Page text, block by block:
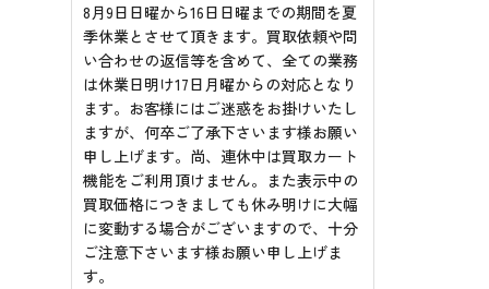
8月9日日曜から16日日曜までの期間を夏
季休業とさせて頂きます。買取依頼や問
い合わせの返信等を含めて、全ての業務
は休業日明け17日月曜からの対応となり
ます。お客様にはご迷惑をお掛けいたし
ますが、何卒ご了承下さいます様お願い
申し上げます。尚、連休中は買取カート
機能をご利用頂けません。また表示中の
買取価格につきましても休み明けに大幅
に変動する場合がございますので、十分
ご注意下さいます様お願い申し上げま
す。